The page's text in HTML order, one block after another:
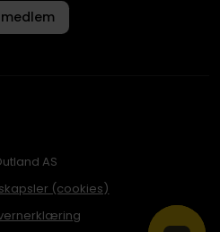
medlem
AS
(cookies)